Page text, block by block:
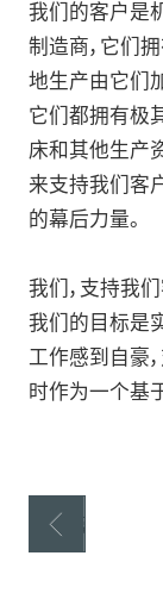
我们的客户是
制造商，它们
地生产由它们
它们都拥有极
床和其他生产
来支持我们客
的幕后力量。
我们，支持我
我们的目标是
工作感到自豪
时作为一个基
上一篇